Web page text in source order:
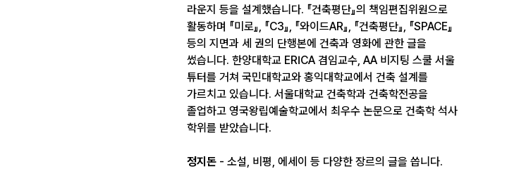
라운지 등을 설계했습니다. 『건축평단』의 책임편집위원으로
활동하며 『미로』, 『C3』, 『와이드AR』, 『건축평단』, 『SPACE』
등의 지면과 세 권의 단행본에 건축과 영화에 관한 글을
썼습니다. 한양대학교 ERICA 겸임교수, AA 비지팅 스쿨 서울
튜터를 거쳐 국민대학교와 홍익대학교에서 건축 설계를
가르치고 있습니다. 서울대학교 건축학과 건축학전공을
졸업하고 영국왕립예술학교에서 최우수 논문으로 건축학 석사
학위를 받았습니다.
정지돈 - 소설, 비평, 에세이 등 다양한 장르의 글을 씁니다.